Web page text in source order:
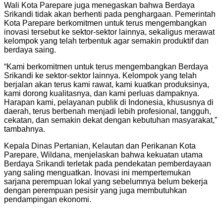
Wali Kota Parepare juga menegaskan bahwa Berdaya
Srikandi tidak akan berhenti pada penghargaan. Pemerintah
Kota Parepare berkomitmen untuk terus mengembangkan
inovasi tersebut ke sektor-sektor lainnya, sekaligus merawat
kelompok yang telah terbentuk agar semakin produktif dan
berdaya saing.
“Kami berkomitmen untuk terus mengembangkan Berdaya
Srikandi ke sektor-sektor lainnya. Kelompok yang telah
berjalan akan terus kami rawat, kami kuatkan produksinya,
kami dorong kualitasnya, dan kami perluas dampaknya.
Harapan kami, pelayanan publik di Indonesia, khususnya di
daerah, terus berbenah menjadi lebih profesional, tangguh,
cekatan, dan semakin dekat dengan kebutuhan masyarakat,”
tambahnya.
Kepala Dinas Pertanian, Kelautan dan Perikanan Kota
Parepare, Wildana, menjelaskan bahwa kekuatan utama
Berdaya Srikandi terletak pada pendekatan pemberdayaan
yang saling menguatkan. Inovasi ini mempertemukan
sarjana perempuan lokal yang sebelumnya belum bekerja
dengan perempuan pesisir yang juga membutuhkan
pendampingan ekonomi.